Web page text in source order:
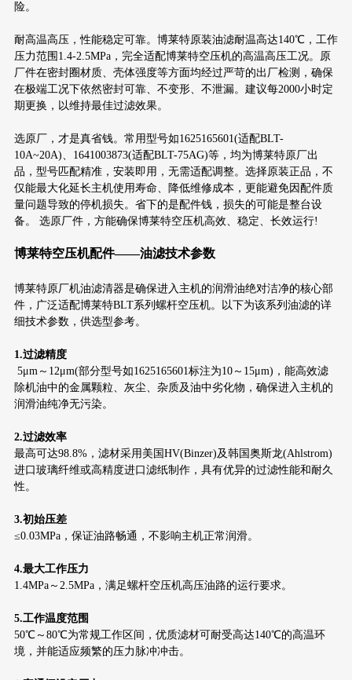
险。
耐高温高压，性能稳定可靠。博莱特原装油滤耐温高达140℃，工作
压力范围1.4-2.5MPa，完全适配博莱特空压机的高温高压工况。原
厂件在密封圈材质、壳体强度等方面均经过严苛的出厂检测，确保
在极端工况下依然密封可靠、不变形、不泄漏。建议每2000小时定
期更换，以维持最佳过滤效果。
选原厂，才是真省钱。常用型号如1625165601(适配BLT-
10A~20A)、1641003873(适配BLT-75AG)等，均为博莱特原厂出
品，型号匹配精准，安装即用，无需适配调整。选择原装正品，不
仅能最大化延长主机使用寿命、降低维修成本，更能避免因配件质
量问题导致的停机损失。省下的是配件钱，损失的可能是整台设
备。 选原厂件，方能确保博莱特空压机高效、稳定、长效运行!
博莱特空压机配件——油滤技术参数
博莱特原厂机油滤清器是确保进入主机的润滑油绝对洁净的核心部
件，广泛适配博莱特BLT系列螺杆空压机。以下为该系列油滤的详
细技术参数，供选型参考。
1.过滤精度
5μm～12μm(部分型号如1625165601标注为10～15μm)，能高效滤
除机油中的金属颗粒、灰尘、杂质及油中劣化物，确保进入主机的
润滑油纯净无污染。
2.过滤效率
最高可达98.8%，滤材采用美国HV(Binzer)及韩国奥斯龙(Ahlstrom)
进口玻璃纤维或高精度进口滤纸制作，具有优异的过滤性能和耐久
性。
3.初始压差
≤0.03MPa，保证油路畅通，不影响主机正常润滑。
4.最大工作压力
1.4MPa～2.5MPa，满足螺杆空压机高压油路的运行要求。
5.工作温度范围
50℃～80℃为常规工作区间，优质滤材可耐受高达140℃的高温环
境，并能适应频繁的压力脉冲冲击。